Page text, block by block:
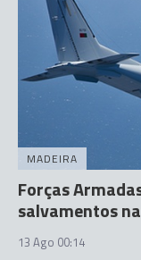
MADEIRA
Forças
salvamentos
13 Ago 00:14